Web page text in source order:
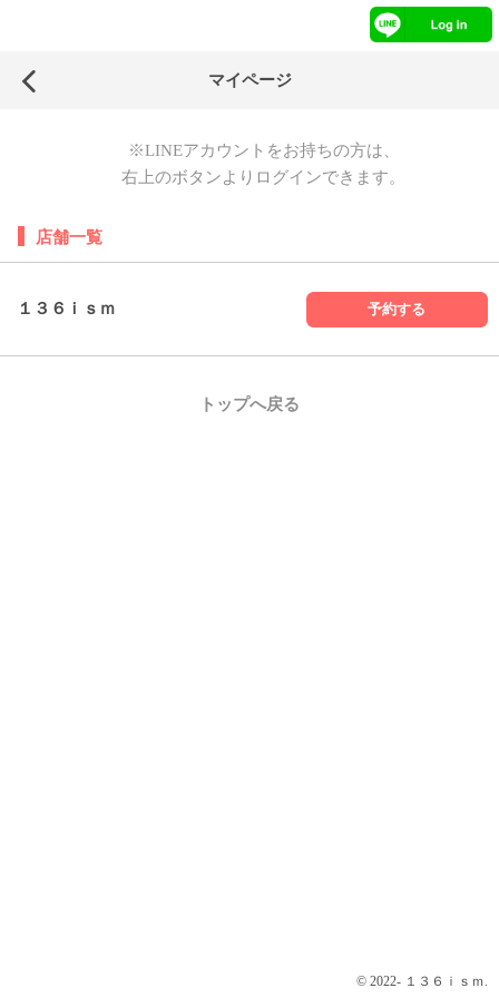
マイページ
※LINEアカウントをお持ちの方は、
右上のボタンよりログインできます。
店舗一覧
１３６ｉｓｍ 予約する
トップへ戻る
© 2022- １３６ｉｓｍ.